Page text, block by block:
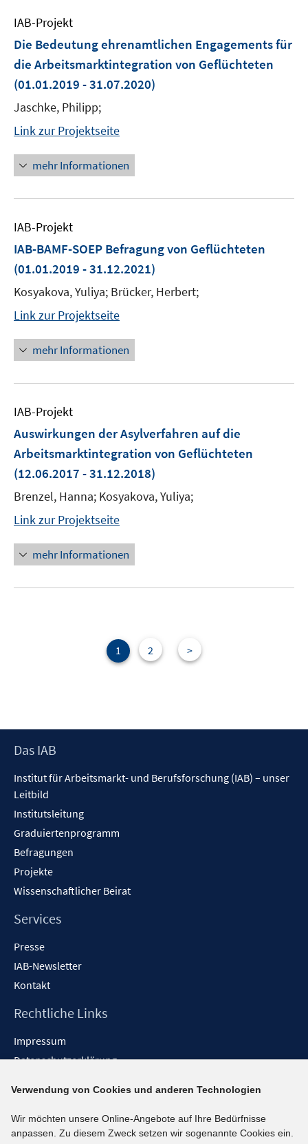
IAB-Projekt
Die Bedeutung ehrenamtlichen Engagements für
die Arbeitsmarktintegration von Geflüchteten
(01.01.2019 - 31.07.2020)
Jaschke, Philipp;
Link zur Projektseite
mehr Informationen
IAB-Projekt
IAB-BAMF-SOEP Befragung von Geflüchteten
(01.01.2019 - 31.12.2021)
Kosyakova, Yuliya; Brücker, Herbert;
Link zur Projektseite
mehr Informationen
IAB-Projekt
Auswirkungen der Asylverfahren auf die
Arbeitsmarktintegration von Geflüchteten
(12.06.2017 - 31.12.2018)
Brenzel, Hanna; Kosyakova, Yuliya;
Link zur Projektseite
mehr Informationen
1 2 >
Footer
Das IAB
Institut für Arbeitsmarkt- und Berufsforschung (IAB) – unser
Leitbild
Institutsleitung
Graduiertenprogramm
Befragungen
Projekte
Wissenschaftlicher Beirat
Services
Presse
IAB-Newsletter
Kontakt
Rechtliche Links
Impressum
Datenschutzerklärung
Barrieren melden
Social-Media-Kanäle
Verwendung von Cookies und anderen Technologien
Wir möchten unsere Online-Angebote auf Ihre Bedürfnisse
anpassen. Zu diesem Zweck setzen wir sogenannte Cookies ein.